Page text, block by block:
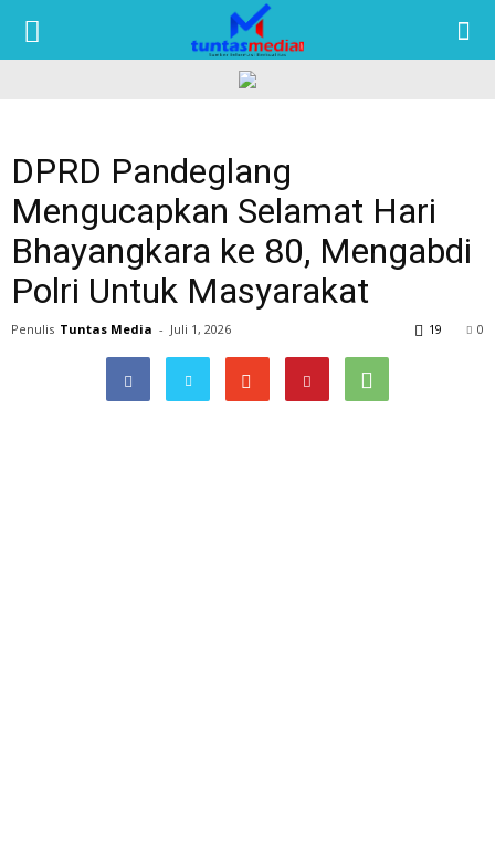
DPRD Pandeglang
Mengucapkan Selamat Hari
Bhayangkara ke 80, Mengabdi
Polri Untuk Masyarakat
Penulis Tuntas Media - Juli 1, 2026 0
19